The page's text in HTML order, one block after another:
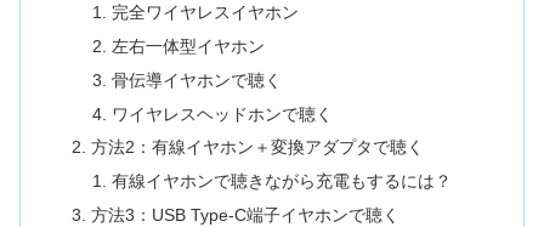
完全ワイヤレスイヤホン
左右一体型イヤホン
骨伝導イヤホンで聴く
ワイヤレスヘッドホンで聴く
方法2：有線イヤホン＋変換アダプタで聴く
有線イヤホンで聴きながら充電もするには？
方法3：USB Type-C端子イヤホンで聴く